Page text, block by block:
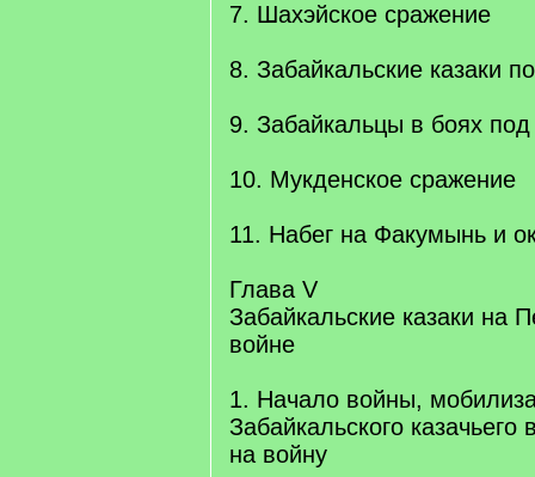
7. Шахэйское сражение
8. Забайкальские казаки
9. Забайкальцы в боях
10. Мукденское сражение
11. Набег на Факумынь и
Глава V
Забайкальские казаки на
войне
1. Начало войны,
Забайкальского казачьего
на войну